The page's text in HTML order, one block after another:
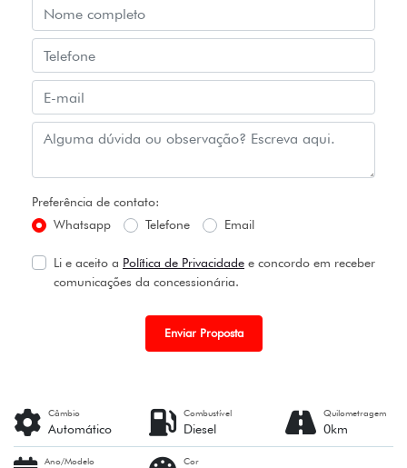
Preferência de contato:
Whatsapp
Telefone Email
Li e aceito a Política de Privacidade e concordo em receber
comunicações da concessionária.
Enviar Proposta
Câmbio
Automático
Combustível
Diesel
Quilometragem
0km
Ano/Modelo Cor